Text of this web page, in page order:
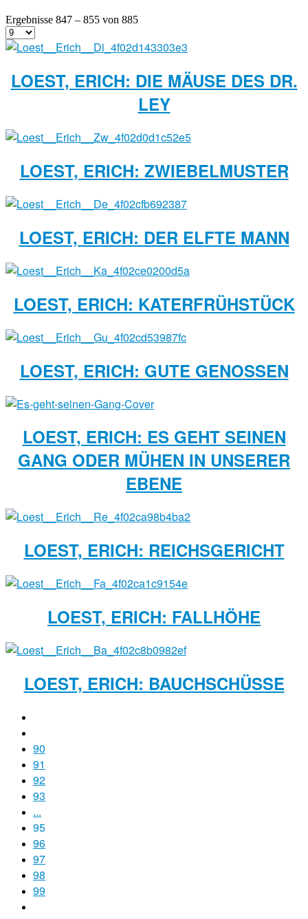
Ergebnisse 847 – 855 von 885
LOEST, ERICH: DIE MÄUSE DES DR.
LEY
LOEST, ERICH: ZWIEBELMUSTER
LOEST, ERICH: DER ELFTE MANN
LOEST, ERICH: KATERFRÜHSTÜCK
LOEST, ERICH: GUTE GENOSSEN
LOEST, ERICH: ES GEHT SEINEN
GANG ODER MÜHEN IN UNSERER
EBENE
LOEST, ERICH: REICHSGERICHT
LOEST, ERICH: FALLHÖHE
LOEST, ERICH: BAUCHSCHÜSSE
90
91
92
93
...
95
96
97
98
99